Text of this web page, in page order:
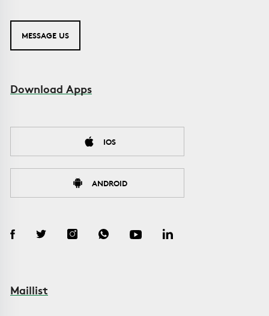
MESSAGE US
Download Apps
IOS
ANDROID
Maillist